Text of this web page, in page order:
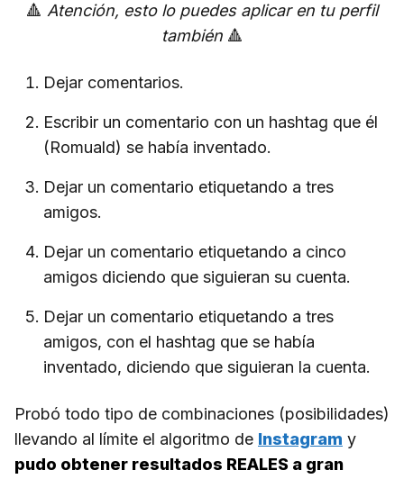
🔺 Atención, esto lo puedes aplicar en tu perfil
también🔺
Dejar comentarios.
Escribir un comentario con un hashtag que él
(Romuald) se había inventado.
Dejar un comentario etiquetando a tres
amigos.
Dejar un comentario etiquetando a cinco
amigos diciendo que siguieran su cuenta.
Dejar un comentario etiquetando a tres
amigos, con el hashtag que se había
inventado, diciendo que siguieran la cuenta.
Probó todo tipo de combinaciones (posibilidades)
llevando al límite el algoritmo de Instagram y
pudo obtener resultados REALES a gran